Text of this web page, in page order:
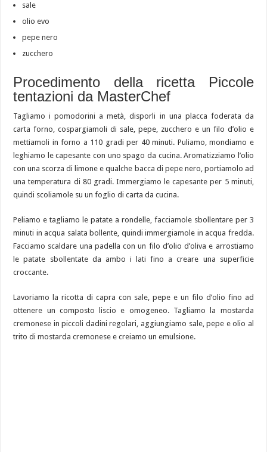
sale
olio evo
pepe nero
zucchero
Procedimento della ricetta Piccole
tentazioni da MasterChef
Tagliamo i pomodorini a metà, disporli in una placca foderata da
carta forno, cospargiamoli di sale, pepe, zucchero e un filo d’olio e
mettiamoli in forno a 110 gradi per 40 minuti. Puliamo, mondiamo e
leghiamo le capesante con uno spago da cucina. Aromatizziamo l’olio
con una scorza di limone e qualche bacca di pepe nero, portiamolo ad
una temperatura di 80 gradi. Immergiamo le capesante per 5 minuti,
quindi scoliamole su un foglio di carta da cucina.
Peliamo e tagliamo le patate a rondelle, facciamole sbollentare per 3
minuti in acqua salata bollente, quindi immergiamole in acqua fredda.
Facciamo scaldare una padella con un filo d’olio d’oliva e arrostiamo
le patate sbollentate da ambo i lati fino a creare una superficie
croccante.
Lavoriamo la ricotta di capra con sale, pepe e un filo d’olio fino ad
ottenere un composto liscio e omogeneo. Tagliamo la mostarda
cremonese in piccoli dadini regolari, aggiungiamo sale, pepe e olio al
trito di mostarda cremonese e creiamo un emulsione.